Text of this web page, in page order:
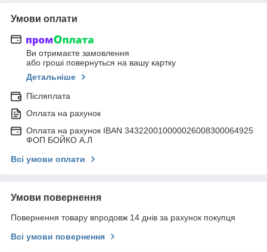
Умови оплати
Ви отримаєте замовлення
або гроші повернуться на вашу картку
Детальніше
Післяплата
Оплата на рахунок
Оплата на рахунок IBAN 343220010000026008300064925
ФОП БОЙКО А.Л
Всі умови оплати
Умови повернення
Повернення товару впродовж 14 днів за рахунок покупця
Всі умови повернення